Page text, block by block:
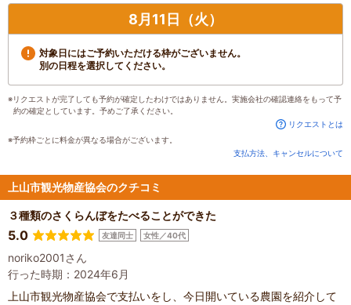
8月11日（火）
対象日にはご予約いただける枠がございません。
別の日程を選択してください。
※リクエストが完了しても予約が確定したわけではありません。実施会社の確認連絡をもって予
約の確定としています。予めご了承ください。
リクエストとは
※予約枠ごとに料金が異なる場合がございます。
支払方法、キャンセルについて
上山市観光物産協会のクチコミ
３種類のさくらんぼをたべることができた
5.0 友達同士 女性／40代
noriko2001さん
行った時期：2024年6月
上山市観光物産協会で支払いをし、今日開いている農園を紹介して